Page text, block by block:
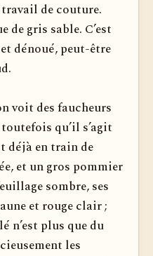
de couture.
de gris sable. C’est
dénoué, peut-être
voit des faucheurs
qu’il s’agit
déjà en train de
et un gros pommier
sombre, ses
et rouge clair ;
n’est plus que du
les